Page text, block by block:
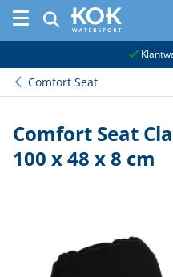
Comfort Seat
Comfort Seat
100 x 48 x 8 cm